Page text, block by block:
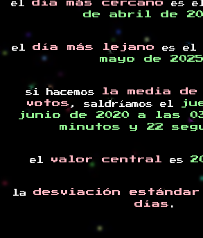
el día más cercano es
de abril de
el día más lejano es el
mayo de 2025
si hacemos
la media
votos , saldríamos el
junio de 2020 a las
minutos y 22
el valor central es
la desviación estándar
días .